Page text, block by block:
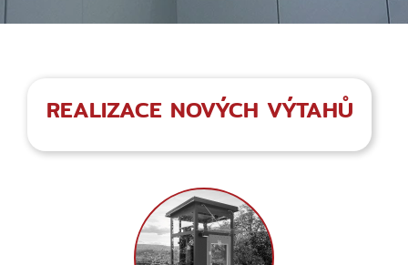
REALIZACE NOVÝCH VÝTAHŮ